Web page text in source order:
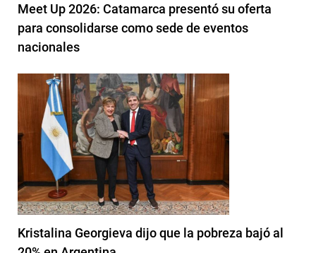
Meet Up 2026: Catamarca presentó su oferta
para consolidarse como sede de eventos
nacionales
Kristalina Georgieva dijo que la pobreza bajó al